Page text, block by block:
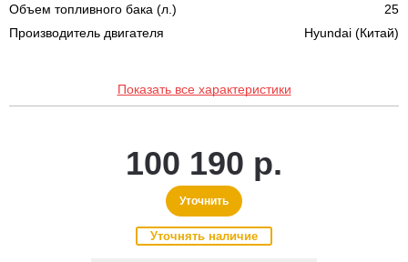
Объем топливного бака (л.)
25
Производитель двигателя
Hyundai (Китай)
Показать все характеристики
100 190 р.
Уточнить
Уточнять наличие